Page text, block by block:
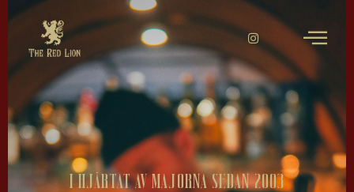
I hjärtat av Majorna sedan 2003